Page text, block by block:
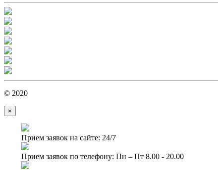
© 2020
×
Прием заявок на сайте: 24/7
Прием заявок по телефону: Пн – Пт 8.00 - 20.00